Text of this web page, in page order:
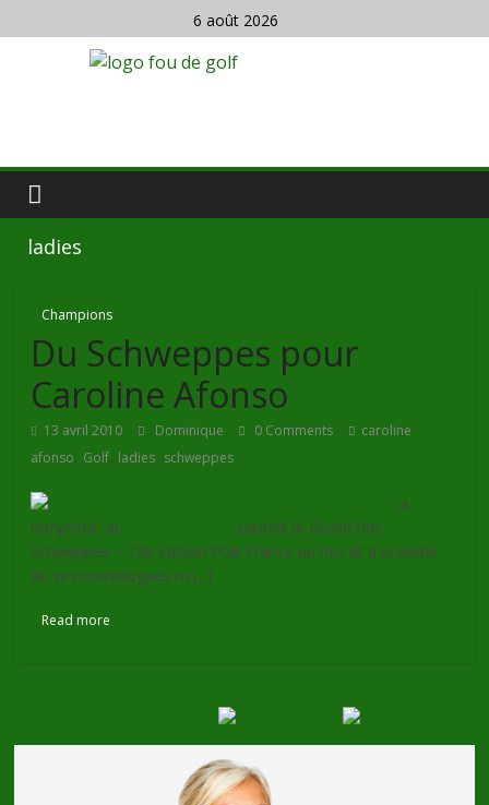
6 août 2026
ladies
Champions
Du Schweppes pour
Caroline Afonso
13 avril 2010 Dominique 0 Comments
caroline
afonso, Golf, ladies, schweppes
a
remporté au
samedi le Grand Prix
Schweppes – 74e Edition PGA France au nez et à la barbe
de ses homologues m [...]
Read more